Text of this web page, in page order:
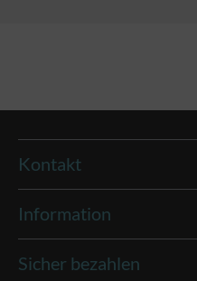
Kontakt
Information
Sicher bezahlen